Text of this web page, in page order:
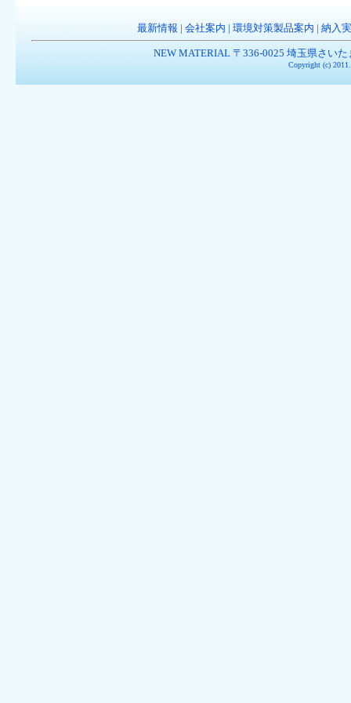
最新情報 会社案内 環境対策製品案内 納入
NEW MATERIAL 〒336-0025 埼玉県さい
Copyright (c)